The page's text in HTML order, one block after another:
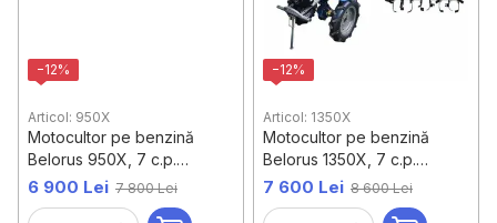
−12%
Articol: 950X
Motocultor pe benzină
Belorus 950X, 7 c.p.
reductor
6 900 Lei 7 800 Lei
−12%
Articol: 1350X
Motocultor pe benzină
Belorus 1350X, 7 c.p.
reductor
7 600 Lei 8 600 Lei